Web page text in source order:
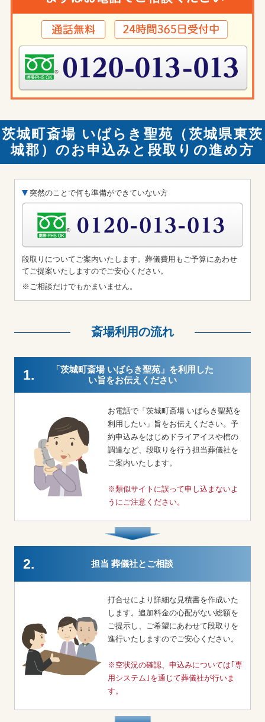
茨城町斎場 いばらき聖苑（茨城県東茨
城郡）のお申込みと段取りの進め方
突然のことで何も準備ができていない方
段取りについてご案内いたします。葬儀費用もご予算にあわせ
てご提案いたしますのでご安心ください。
※ご相談だけでもかまいません。
斎場利用の流れ
1.
「茨城町斎場 いばらき聖苑」を利用した
い旨をお伝えください
お電話で「茨城町斎場 いばらき聖苑を
利用したい」旨をお伝えください。予
約申込みをはじめドライアイスや棺の
調達など、段取りを行う担当葬儀社を
ご案内いたします。
※類似サイトに誤って申し込まないよ
うにご注意ください。
2. 担当 葬儀社とご相談
打合せにより詳細な見積書を作成いた
します。追加料金の心配がない総額を
ご提示し、ご希望にあわせて段取りを
進行いたしますのでご安心ください。
※空状況の確認、申込みについては｢専
用システム｣を通じて葬儀社が行いま
す。